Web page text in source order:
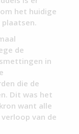
het huidige
plaatsen.
de
in
die de
Dit was het
want alle
van de